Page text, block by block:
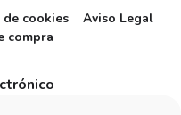
cookies
Aviso Legal
compra